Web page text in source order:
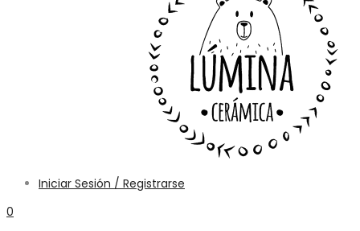
Iniciar Sesión / Registrarse
0